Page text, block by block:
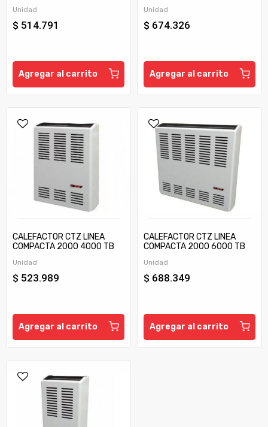
Unidad
$ 514.791
Agregar al carrito
Unidad
$ 674.326
Agregar al carrito
CALEFACTOR CTZ LINEA
COMPACTA 2000 4000 TB
Unidad
$ 523.989
Agregar al carrito
CALEFACTOR CTZ LINEA
COMPACTA 2000 6000 TB
Unidad
$ 688.349
Agregar al carrito